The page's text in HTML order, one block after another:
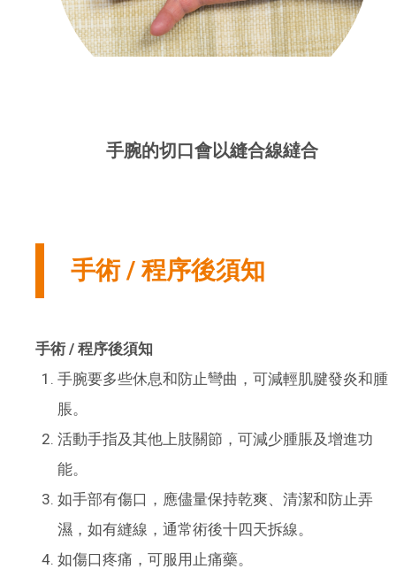
手腕的切口會以縫合線繨合
手術 / 程序後須知
手術 / 程序後須知
手腕要多些休息和防止彎曲，可減輕肌腱發炎和腫
脹。
活動手指及其他上肢關節，可減少腫脹及增進功
能。
如手部有傷口，應儘量保持乾爽、清潔和防止弄
濕，如有縫線，通常術後十四天拆線。
如傷口疼痛，可服用止痛藥。